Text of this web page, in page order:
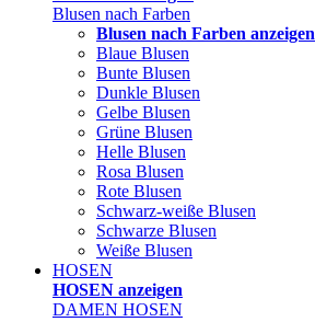
Blusen nach Farben
Blusen nach Farben anzeigen
Blaue Blusen
Bunte Blusen
Dunkle Blusen
Gelbe Blusen
Grüne Blusen
Helle Blusen
Rosa Blusen
Rote Blusen
Schwarz-weiße Blusen
Schwarze Blusen
Weiße Blusen
HOSEN
HOSEN anzeigen
DAMEN HOSEN